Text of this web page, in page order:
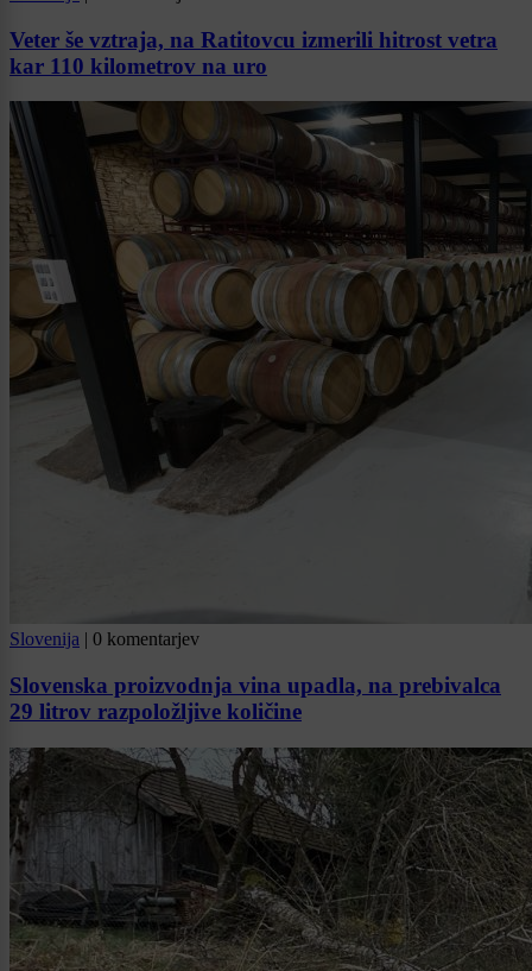
Veter še vztraja, na Ratitovcu izmerili hitrost vetra
kar 110 kilometrov na uro
Slovenija | 0 komentarjev
Slovenska proizvodnja vina upadla, na prebivalca
29 litrov razpoložljive količine